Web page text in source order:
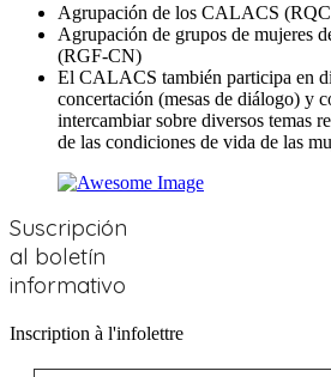
Agrupación de los CALACS
Agrupación de grupos de mujeres
(RGF-CN)
El CALACS también participa en
concertación (mesas de diálogo) y
intercambiar sobre diversos temas
de las condiciones de vida de las
Suscripción
al boletín
informativo
Inscription à l'infolettre